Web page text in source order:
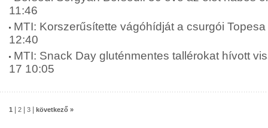
11:46
MTI: Korszerűsítette vágóhídját a csurgói
12:40
MTI: Snack Day gluténmentes tallérokat hívott
17 10:05
1 2 3 következő »